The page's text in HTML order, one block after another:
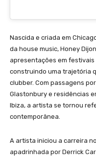
Nascida e criada em
da house music, Honey
apresentações em festivais
construindo uma trajetória
clubber. Com passagens
Glastonbury e residências
Ibiza, a artista se tornou
contemporânea.
A artista iniciou a carreira
apadrinhada por Derrick